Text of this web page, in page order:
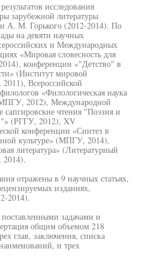
исследования
зарубежной литературы
А. М. Горького (2012-2014). По
на девяти научных
и Международных
«Мировая словесность для
конференции «"Детство" в
(Институт мировой
Всероссийской
«Филологическая наука
2012), Международной
чтения "Поэзия и
(РГГУ, 2012), XV
конференции «Синтез в
культуре» (МПГУ, 2014),
литература» (Литературный
2014).
отражены в 9 научных статьях,
изданиях,
2014).
поставленными задачами и
общим объемом 218
глав, заключения, списка
и трех